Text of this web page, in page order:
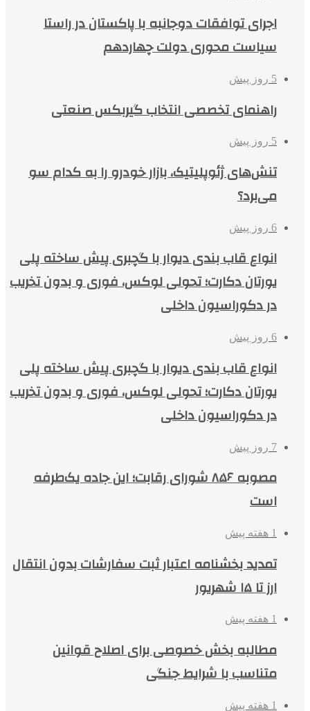
اجرای توافقات دوجانبه با پاکستان در راستا
سیاست محوری دولت چهاردهم
5 روز پیش
راهنمای تخصصی انتخاب گیربکس صنعتی
5 روز پیش
تنش‌های ژئوپلیتیک، بازار خودرو را به کدام سو
می‌برد؟
6 روز پیش
انواع قاب بندی دیوار با گچبری پیش ساخته پلی
یورتان دکارت؛ تحولی لوکس، فوری و بدون تخریب
در دکوراسیون داخلی
6 روز پیش
انواع قاب بندی دیوار با گچبری پیش ساخته پلی
یورتان دکارت؛ تحولی لوکس، فوری و بدون تخریب
در دکوراسیون داخلی
7 روز پیش
مصوبه ۸۵۶ شورای رقابت؛ این جاده یک‌طرفه
است
1 هفته پیش
تمدید بخشنامه اعتبار ثبت سفارشات بدون انتقال
ارز تا ۱۵ شهریور
1 هفته پیش
مطالبه بخش خصوصی برای اصلاح قوانین
متناسب با شرایط جنگی
1 هفته پیش